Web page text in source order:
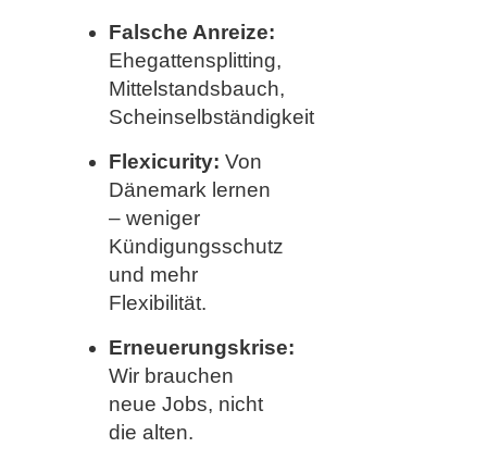
Falsche Anreize:
Ehegattensplitting,
Mittelstandsbauch,
Scheinselbständigkeit
Flexicurity: Von
Dänemark lernen
– weniger
Kündigungsschutz
und mehr
Flexibilität.
Erneuerungskrise:
Wir brauchen
neue Jobs, nicht
die alten.